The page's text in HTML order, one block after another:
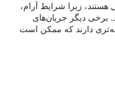
هستند، زیرا شرایط آرام،
برخی دیگر جریان‌های
دارند که ممکن است